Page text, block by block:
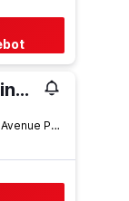
Constantinou Bros Asimina Suites Hotel
Theas Afroditis Avenue P.O. Box 60182, Paphos, Zypern